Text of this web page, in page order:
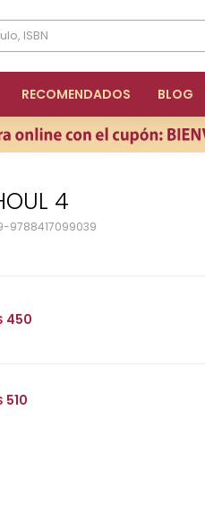
RECOMENDADOS BLOG
4
9788417099039
450
510